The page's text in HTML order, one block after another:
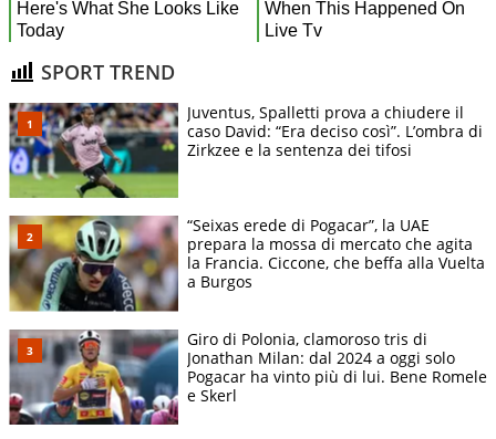
SPORT TREND
Juventus, Spalletti prova a chiudere il
caso David: “Era deciso così”. L’ombra di
Zirkzee e la sentenza dei tifosi
“Seixas erede di Pogacar”, la UAE
prepara la mossa di mercato che agita
la Francia. Ciccone, che beffa alla Vuelta
a Burgos
Giro di Polonia, clamoroso tris di
Jonathan Milan: dal 2024 a oggi solo
Pogacar ha vinto più di lui. Bene Romele
e Skerl